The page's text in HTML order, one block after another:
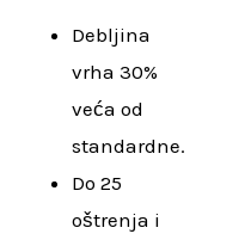
Debljina
vrha 30%
veća od
standardne.
Do 25
oštrenja i